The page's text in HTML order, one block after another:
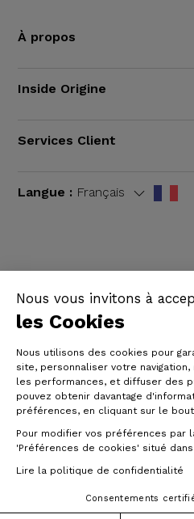
Nous vous invitons à
les Cookies
Nous utilisons des cookies pour
site, personnaliser votre
les performances, et diffuser des
pouvez obtenir davantage
préférences, en cliquant sur le
Pour modifier vos préférences par
'Préférences de cookies' situé
Lire la politique de confidentialité
Consentements
À propos
Inside Origine
Services Client
Langue : Français
© Origine